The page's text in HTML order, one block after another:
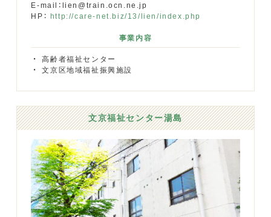
E-mail：lien@train.ocn.ne.jp
HP：
http://care-net.biz/13/lien/index.php
事業内容
高齢者福祉センター
文京区地域福祉振興施設
文京福祉センター湯島